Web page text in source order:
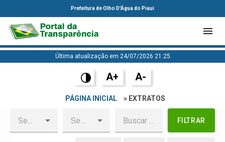
Prefeitura de Olho D'Água do Piauí
Última atualização em 24/07/2026 21:25
A+ A-
PÁGINA INICIAL » EXTRATOS
FILTRAR